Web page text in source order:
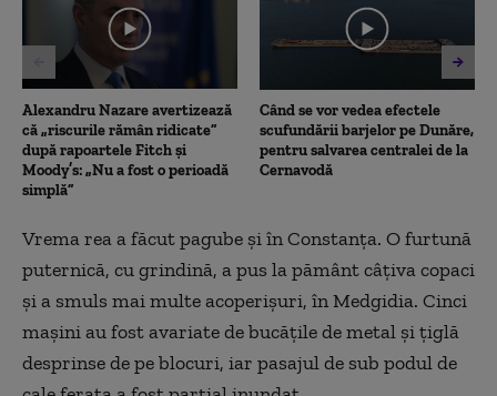
seconds
Alexandru Nazare avertizează
că „riscurile rămân ridicate”
după rapoartele Fitch și
Moody’s: „Nu a fost o perioadă
simplă”
Când se vor vedea efectele
scufundării barjelor pe Dunăre,
pentru salvarea centralei de la
Cernavodă
Vrema rea a făcut pagube şi în Constanţa. O furtună
puternică, cu grindină, a pus la pământ câţiva copaci
şi a smuls mai multe acoperişuri, în Medgidia. Cinci
maşini au fost avariate de bucăţile de metal şi ţiglă
desprinse de pe blocuri, iar pasajul de sub podul de